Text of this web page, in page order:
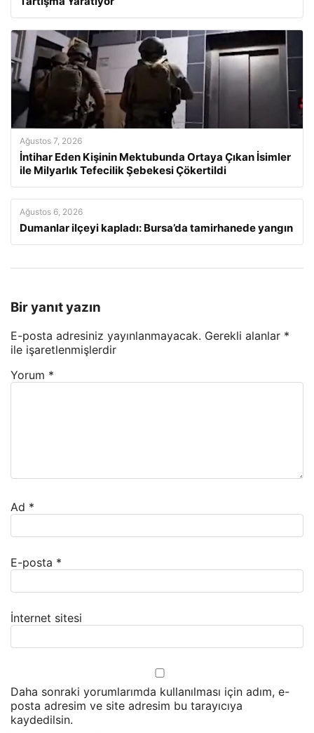
Ağustos 7, 2026
İntihar Eden Kişinin Mektubunda Ortaya Çıkan İsimler
ile Milyarlık Tefecilik Şebekesi Çökertildi
Ağustos 6, 2026
Dumanlar ilçeyi kapladı: Bursa’da tamirhanede yangın
Bir yanıt yazın
E-posta adresiniz yayınlanmayacak. Gerekli alanlar *
ile işaretlenmişlerdir
Yorum *
Ad *
E-posta *
İnternet sitesi
Daha sonraki yorumlarımda kullanılması için adım, e-
posta adresim ve site adresim bu tarayıcıya
kaydedilsin.